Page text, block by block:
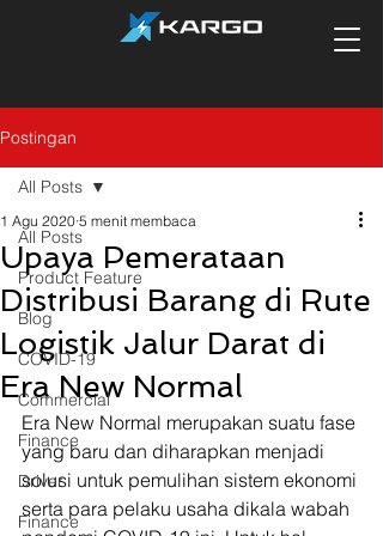
Postingan
All Posts
Product Feature
Blog
COVID-19
Commercial
Finance
Driver
Finance
All Posts
Upaya Pemerataan
Distribusi Barang di Rute
Logistik Jalur Darat di
Era New Normal
1 Agu 2020 5 menit membaca
Era New Normal merupakan suatu fase
yang baru dan diharapkan menjadi
solusi untuk pemulihan sistem ekonomi
serta para pelaku usaha dikala wabah